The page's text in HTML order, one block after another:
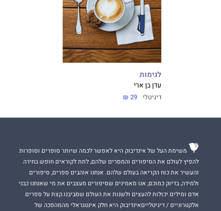
לגימות
עדן בן ארי
דיגיטלי 29 ₪
משימת העל של אינדיבוק היא לאפשר לכמה שיותר סופרים וסופרות
להפיץ לעולם את הסיפורים והמסרים שלהם, לתת לקוראים חופש בחירה
והעשיר את כוח הקריאה בעולם שלהם. אנחנו אוהבים ספרים, סיפורים
ולמידה, בדיוק כמוכם, אנו מאמינים שסיפורים מעצבים את מי שאנחנו כבני
אדם ומילים יכולות להעצים ולשנות את העולם שסביבנו.קצת על ספרים
אלקטרוניים / דיגיטלייםאינדיבוק היא חלק אינטגראלי מהמהפכה של